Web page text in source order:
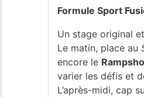
Formule Sport
Un stage original
Le matin, place au
encore le
varier les défis et
L’après-midi, cap